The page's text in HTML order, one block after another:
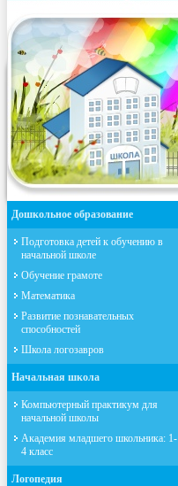
Дошкольное образование
Подготовка детей к обучению в
начальной школе
Обучение грамоте
Математика
Развитие познавательных
способностей
Школа логозавров
Начальная школа
Компьютерный практикум для
начальной школы
Академия младшего школьника: 1-
4 класс
Логопедия